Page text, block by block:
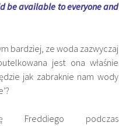
be available to everyone and
bardziej, ze woda zazwyczaj
jest ona właśnie
jak zabraknie nam wody
Freddiego podczas